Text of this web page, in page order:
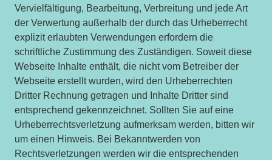
Vervielfältigung, Bearbeitung, Verbreitung und jede Art
der Verwertung außerhalb der durch das Urheberrecht
explizit erlaubten Verwendungen erfordern die
schriftliche Zustimmung des Zuständigen. Soweit diese
Webseite Inhalte enthält, die nicht vom Betreiber der
Webseite erstellt wurden, wird den Urheberrechten
Dritter Rechnung getragen und Inhalte Dritter sind
entsprechend gekennzeichnet. Sollten Sie auf eine
Urheberrechtsverletzung aufmerksam werden, bitten wir
um einen Hinweis. Bei Bekanntwerden von
Rechtsverletzungen werden wir die entsprechenden